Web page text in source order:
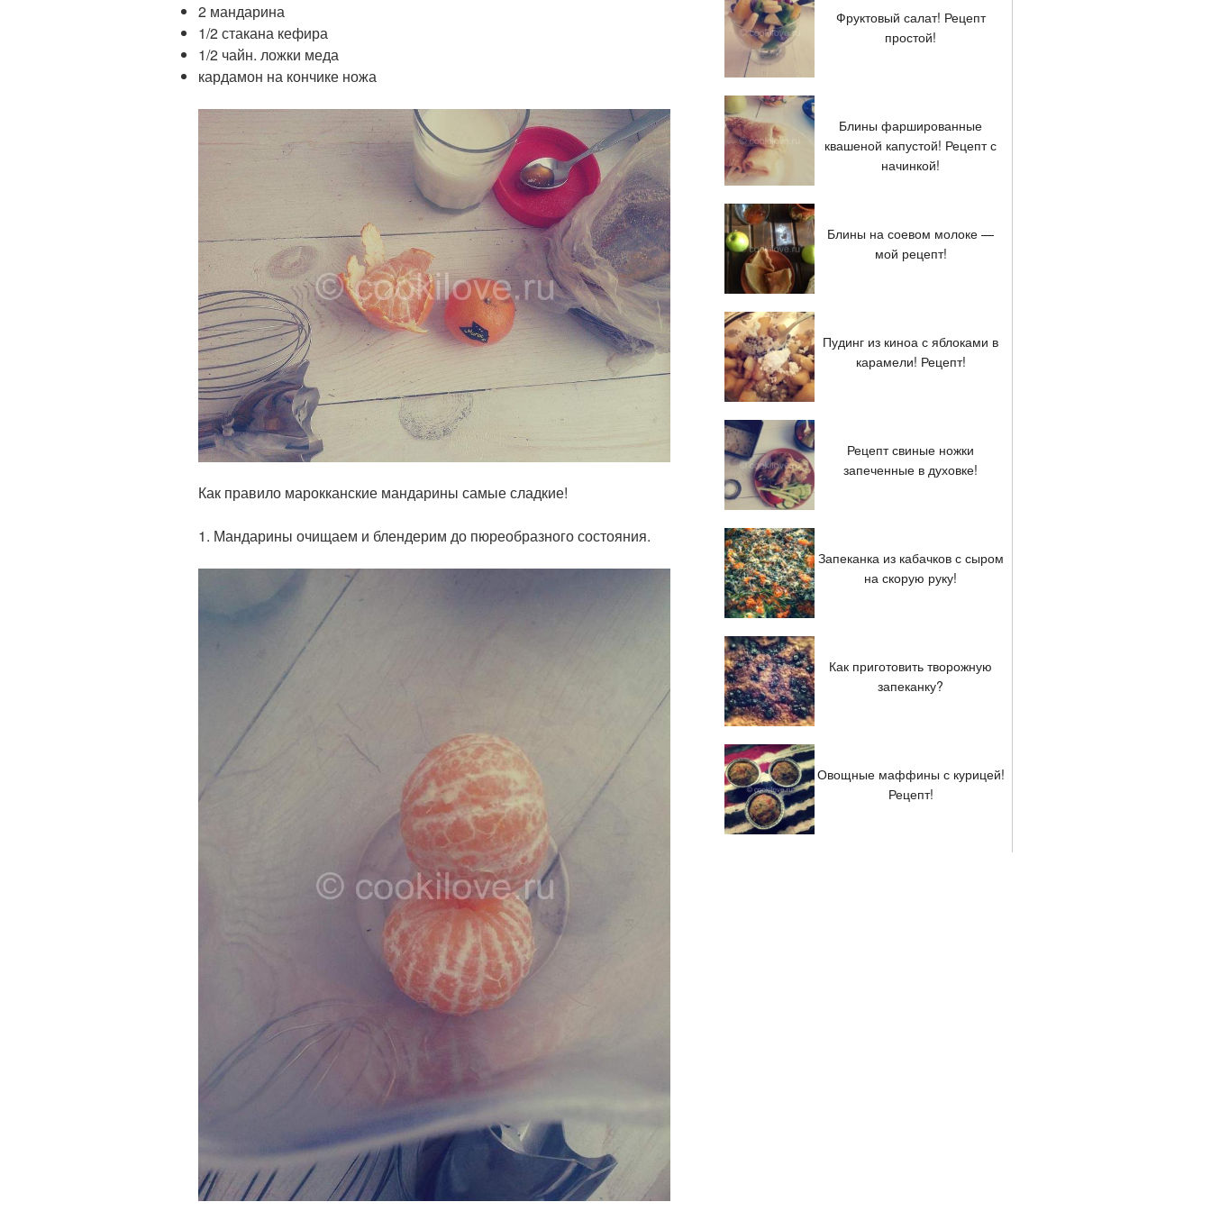
2 мандарина
1/2 стакана кефира
1/2 чайн. ложки меда
кардамон на кончике ножа
Как правило марокканские мандарины самые сладкие!
1. Мандарины очищаем и блендерим до пюреобразного состояния.
Фруктовый салат! Рецепт
простой!
Блины фаршированные
квашеной капустой! Рецепт с
начинкой!
Блины на соевом молоке —
мой рецепт!
Пудинг из киноа с яблоками в
карамели! Рецепт!
Рецепт свиные ножки
запеченные в духовке!
Запеканка из кабачков с сыром
на скорую руку!
Как приготовить творожную
запеканку?
Овощные маффины с курицей!
Рецепт!